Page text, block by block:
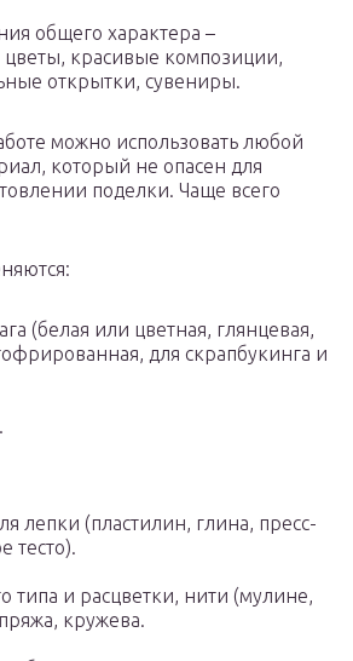
общего характера –
красивые композиции,
открытки, сувениры.
можно использовать любой
который не опасен для
поделки. Чаще всего
(белая или цветная, глянцевая,
для скрапбукинга и
лепки (пластилин, глина, пресс-
тесто).
типа и расцветки, нити (мулине,
кружева.